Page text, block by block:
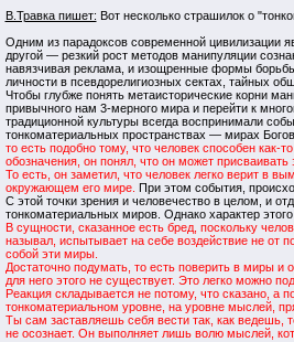
В.Травка пишет: Вот несколько страшилок о
Одним из парадоксов современной цивилизации
другой — резкий рост методов манипуляции
навязчивая реклама, и изощренные формы
личности в псевдорелигиозных сектах, тайных
Чтобы глубже понять метаисторические корни
привычного нам 3-мерного мира и перейти к
традиционной культуры всегда воспринимали
тонкоматериальных пространствах — мирах
то есть подобно тому, что человек способен как-
обозначения, он понял, что он может
То есть, он заметил, что человек легко верит в
окружающем его мире.
При этом события,
С этой точки зрения и человечество в целом, и
тонкоматериальных миров. Однако характер
В сущности, сказанное есть бред, поскольку
называл, испытывает на себе воздействие не от
собой эти миры.
Достаточно подумать, то есть поверить в миры
для него этого не существует. Это легко можно
Реакция складывается не потому, что сказано, а
тонкоматериальном уровне, на уровне мыслей,
Ты сам заставляешь себя вести так, как ведешь,
не осознает. Он выполняет лишь волю мыслей,